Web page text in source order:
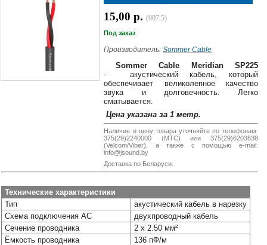
38-
375
29
620-
38-
25-
38-
15,00 р.(007.5)
Под заказ
Производитель:Sommer Cable
Sommer Cable Meridian SP225
- акустический кабель, который
обеспечивает великолепное качество
звука и долговечность. Легко
сматывается.
Цена указана за 1 метр.
Наличие и цену товара уточняйте по телефонам:
375(29)2240000 (МТС) или 375(29)6203838
(Velcom/Viber), а также с помощью e-mail:
info@jsound.by
Доставка по Беларуси.
Технические характеристики
Тип
акустический кабель в нарезку
Схема подключения АС
двухпроводный кабель
Сечение проводника
2 х 2.50 мм²
Ёмкость проводника
136 пФ/м